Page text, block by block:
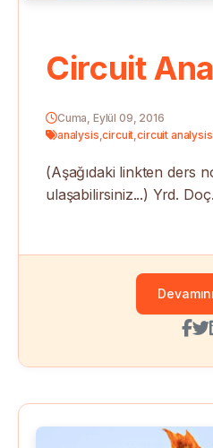
Circuit
Cuma, Eylül 09, 2016
analysis,circuit,circuit
(Aşağıdaki linkten ders
ulaşabilirsiniz...) Yrd.